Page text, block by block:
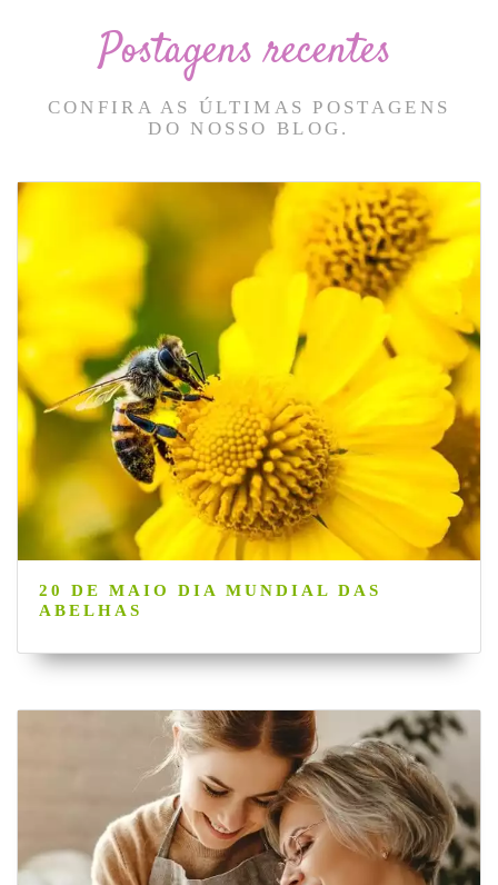
Postagens recentes
CONFIRA AS ÚLTIMAS POSTAGENS
DO NOSSO BLOG.
20 DE MAIO DIA MUNDIAL DAS
ABELHAS